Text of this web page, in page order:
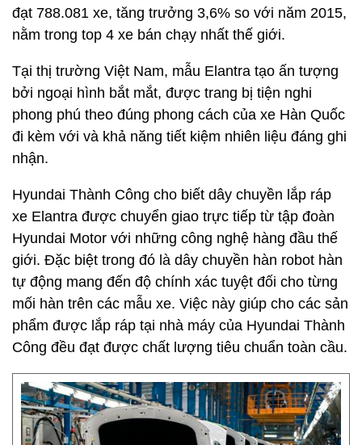
đạt 788.081 xe, tăng trưởng 3,6% so với năm 2015,
nằm trong top 4 xe bán chạy nhất thế giới.
Tại thị trường Việt Nam, mẫu Elantra tạo ấn tượng
bởi ngoại hình bắt mắt, được trang bị tiện nghi
phong phú theo đúng phong cách của xe Hàn Quốc
đi kèm với và khả năng tiết kiệm nhiên liệu đáng ghi
nhận.
Hyundai Thành Công cho biết dây chuyền lắp ráp
xe Elantra được chuyển giao trực tiếp từ tập đoàn
Hyundai Motor với những công nghệ hàng đầu thế
giới. Đặc biệt trong đó là dây chuyền hàn robot hàn
tự động mang đến độ chính xác tuyệt đối cho từng
mối hàn trên các mẫu xe. Việc này giúp cho các sản
phẩm được lắp ráp tại nhà máy của Hyundai Thành
Công đều đạt được chất lượng tiêu chuẩn toàn cầu.